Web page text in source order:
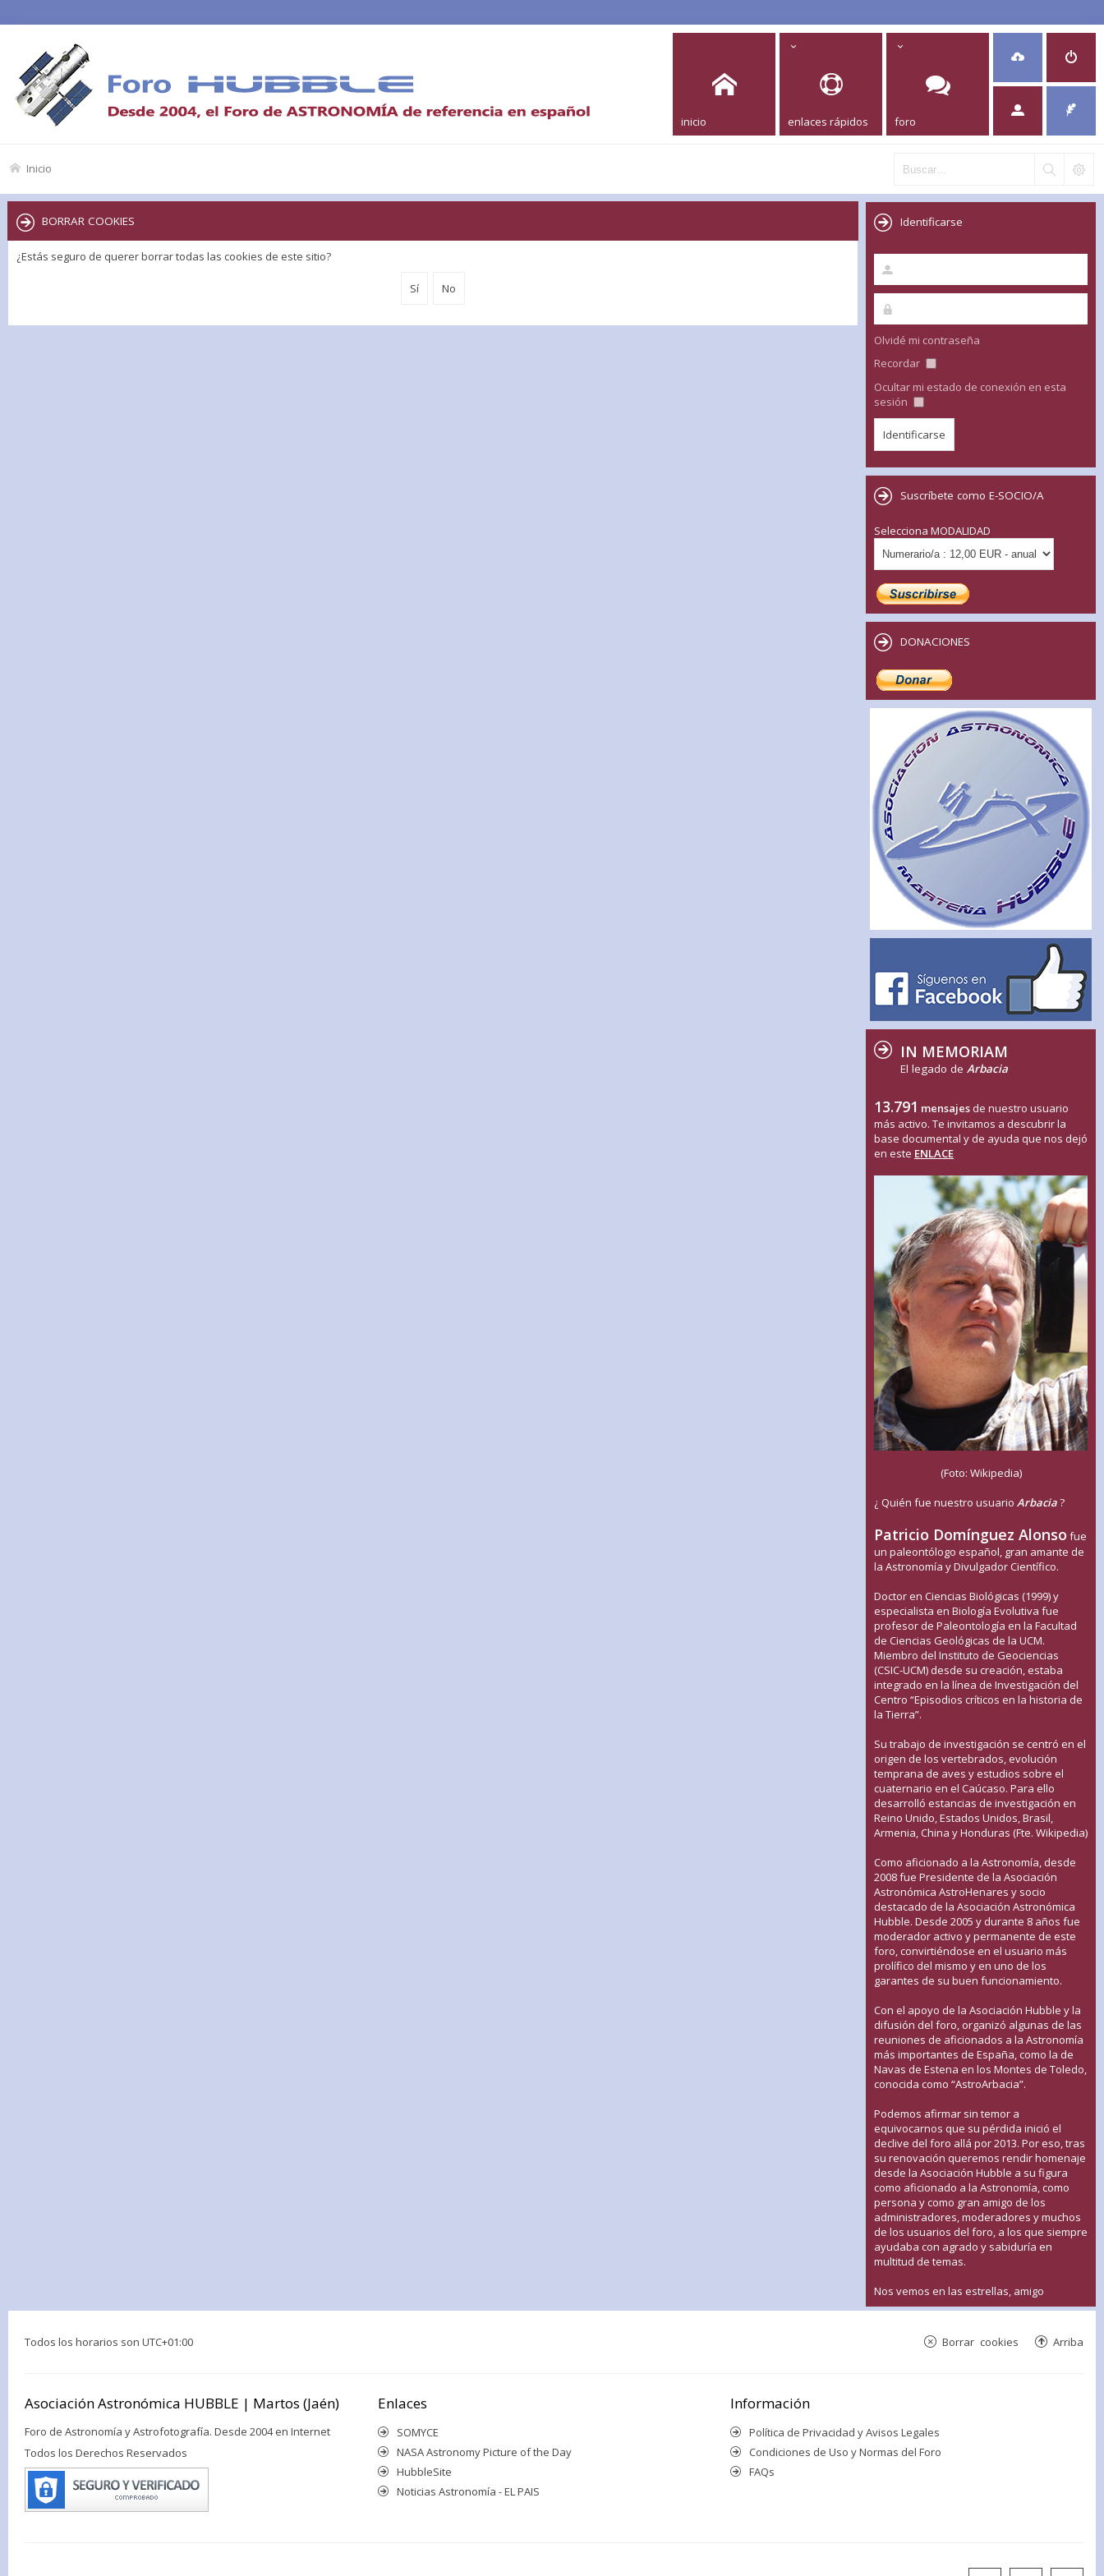
inicio enlaces rápidos foro
Inicio
BORRAR COOKIES
¿Estás seguro de querer borrar todas las cookies de este sitio?
Identificarse
Olvidé mi contraseña
Recordar
Ocultar mi estado de conexión en esta
sesión
Suscríbete como E-SOCIO/A
Selecciona MODALIDAD
DONACIONES
IN MEMORIAM
El legado de Arbacia
13.791 mensajes de nuestro usuario
más activo. Te invitamos a descubrir la
base documental y de ayuda que nos dejó
en este ENLACE
(Foto: Wikipedia)
¿ Quién fue nuestro usuario Arbacia?
Patricio Domínguez Alonso fue
un paleontólogo español, gran amante de
la Astronomía y Divulgador Científico.
Doctor en Ciencias Biológicas (1999) y
especialista en Biología Evolutiva fue
profesor de Paleontología en la Facultad
de Ciencias Geológicas de la UCM.
Miembro del Instituto de Geociencias
(CSIC-UCM) desde su creación, estaba
integrado en la línea de Investigación del
Centro “Episodios críticos en la historia de
la Tierra”.
Su trabajo de investigación se centró en el
origen de los vertebrados, evolución
temprana de aves y estudios sobre el
cuaternario en el Caúcaso. Para ello
desarrolló estancias de investigación en
Reino Unido, Estados Unidos, Brasil,
Armenia, China y Honduras (Fte. Wikipedia)
Como aficionado a la Astronomía, desde
2008 fue Presidente de la Asociación
Astronómica AstroHenares y socio
destacado de la Asociación Astronómica
Hubble. Desde 2005 y durante 8 años fue
moderador activo y permanente de este
foro, convirtiéndose en el usuario más
prolífico del mismo y en uno de los
garantes de su buen funcionamiento.
Con el apoyo de la Asociación Hubble y la
difusión del foro, organizó algunas de las
reuniones de aficionados a la Astronomía
más importantes de España, como la de
Navas de Estena en los Montes de Toledo,
conocida como “AstroArbacia”.
Podemos afirmar sin temor a
equivocarnos que su pérdida inició el
declive del foro allá por 2013. Por eso, tras
su renovación queremos rendir homenaje
desde la Asociación Hubble a su figura
como aficionado a la Astronomía, como
persona y como gran amigo de los
administradores, moderadores y muchos
de los usuarios del foro, a los que siempre
ayudaba con agrado y sabiduría en
multitud de temas.
Nos vemos en las estrellas, amigo
Todos los horarios son UTC+01:00 Arriba
Borrar cookies
Asociación Astronómica HUBBLE | Martos (Jaén)
Foro de Astronomía y Astrofotografía. Desde 2004 en Internet
Todos los Derechos Reservados
Enlaces
SOMYCE
NASA Astronomy Picture of the Day
HubbleSite
Noticias Astronomía - EL PAIS
Información
Política de Privacidad y Avisos Legales
Condiciones de Uso y Normas del Foro
FAQs